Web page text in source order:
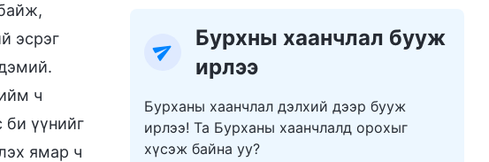
эсрэг
ч
би үүнийг
ямар ч
Бурхны хаанчлал бууж
ирлээ
Бурханы хаанчлал дэлхий дээр бууж
ирлээ! Та Бурханы хаанчлалд орохыг
хүсэж байна уу?